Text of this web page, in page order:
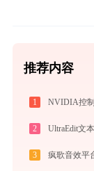
推荐内容
1 NVIDIA控
2
3 疯歌音效平